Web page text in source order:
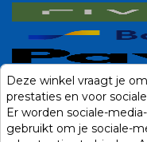
Deze winkel vraagt je
prestaties en voor
Er worden sociale-
gebruikt om je sociale-